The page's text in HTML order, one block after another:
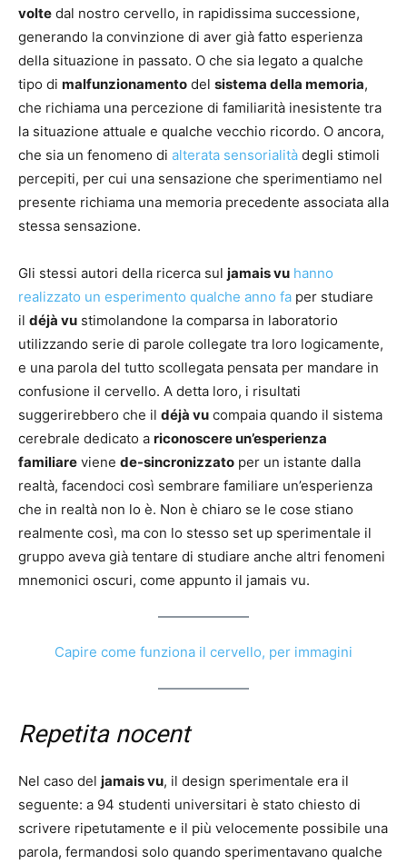
volte dal nostro cervello, in rapidissima successione,
generando la convinzione di aver già fatto esperienza
della situazione in passato. O che sia legato a qualche
tipo di malfunzionamento del sistema della memoria,
che richiama una percezione di familiarità inesistente tra
la situazione attuale e qualche vecchio ricordo. O ancora,
che sia un fenomeno di alterata sensorialità degli stimoli
percepiti, per cui una sensazione che sperimentiamo nel
presente richiama una memoria precedente associata alla
stessa sensazione.
Gli stessi autori della ricerca sul jamais vu hanno
realizzato un esperimento qualche anno fa per studiare
il déjà vu stimolandone la comparsa in laboratorio
utilizzando serie di parole collegate tra loro logicamente,
e una parola del tutto scollegata pensata per mandare in
confusione il cervello. A detta loro, i risultati
suggerirebbero che il déjà vu compaia quando il sistema
cerebrale dedicato a riconoscere un’esperienza
familiare viene de-sincronizzato per un istante dalla
realtà, facendoci così sembrare familiare un’esperienza
che in realtà non lo è. Non è chiaro se le cose stiano
realmente così, ma con lo stesso set up sperimentale il
gruppo aveva già tentare di studiare anche altri fenomeni
mnemonici oscuri, come appunto il jamais vu.
Capire come funziona il cervello, per immagini
Repetita nocent
Nel caso del jamais vu, il design sperimentale era il
seguente: a 94 studenti universitari è stato chiesto di
scrivere ripetutamente e il più velocemente possibile una
parola, fermandosi solo quando sperimentavano qualche